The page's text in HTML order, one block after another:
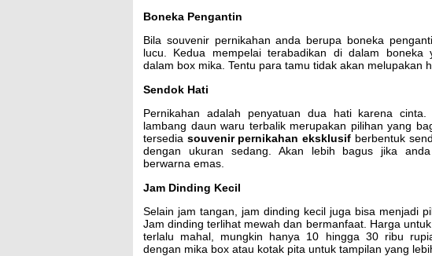
Boneka Pengantin
Bila souvenir pernikahan anda berupa boneka
lucu. Kedua mempelai terabadikan di dalam boneka
dalam box mika. Tentu para tamu tidak akan melupakan
Sendok Hati
Pernikahan adalah penyatuan dua hati karena cinta.
lambang daun waru terbalik merupakan pilihan yang
tersedia souvenir pernikahan eksklusif berbentuk
dengan ukuran sedang. Akan lebih bagus jika
berwarna emas.
Jam Dinding Kecil
Selain jam tangan, jam dinding kecil juga bisa menjadi
Jam dinding terlihat mewah dan bermanfaat. Harga
terlalu mahal, mungkin hanya 10 hingga 30 ribu
dengan mika box atau kotak pita untuk tampilan yang